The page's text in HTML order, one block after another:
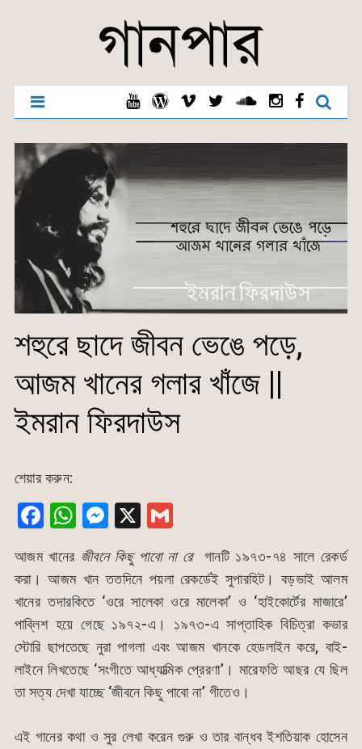
শহুরে ছাদে জীবন ভেঙে পড়ে,
আজম খানের গলার খাঁজে ||
ইমরান ফিরদাউস
শেয়ার করুন:
F
c
e
b
o
o
k
W
at
s
A
p
p
M
s
s
e
n
g
er
X G
ai
l
আজম খানের জীবনে কিছু পাবো না রে
গানটি ১৯৭৩-৭৪ সালে রেকর্ড
করা। আজম খান ততদিনে পয়লা রেকর্ডেই সুপারহিট। বড়ভাই আলম
খানের তদারকিতে ‘ওরে সালেকা ওরে মালেকা’ ও ‘হাইকোর্টের মাজারে’
পাব্লিশ হয়ে গেছে ১৯৭২-এ। ১৯৭৩-এ সাপ্তাহিক বিচিত্রা কভার
স্টোরি ছাপতেছে নুরা পাগলা এবং আজম খানকে হেডলাইন করে, বাই-
লাইনে লিখতেছে ‘সংগীতে আধ্যাত্মিক প্রেরণা’। মারেফতি আছর যে ছিল
তা সত্য দেখা যাচ্ছে ‘জীবনে কিছু পাবো না’ গীতেও।
এই গানের কথা ও সুর লেখা করেন গুরু ও তার বান্ধব ইশতিয়াক হোসেন